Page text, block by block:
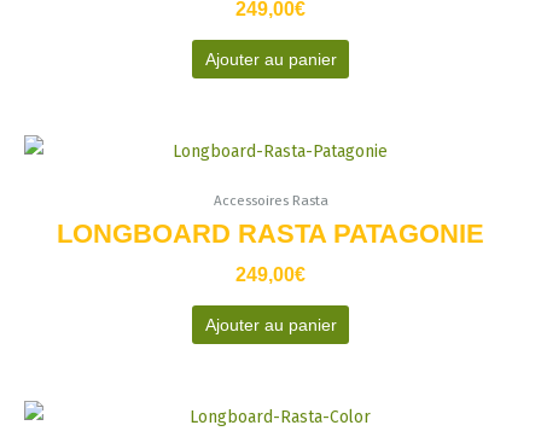
249,00€
Ajouter au panier
Accessoires Rasta
LONGBOARD RASTA PATAGONIE
249,00€
Ajouter au panier